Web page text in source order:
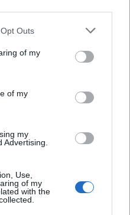
by us to third parties
uses one or more Google
information including but
You may click to
and its third-party tags to
Outs
of my
of my
my
Advertising.
Use,
of my
with the